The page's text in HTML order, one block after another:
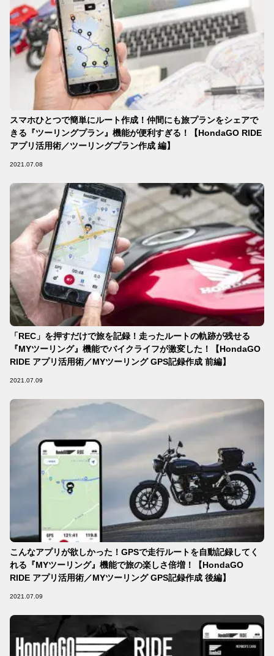
スマホひとつで簡単にルート作成！仲間にも旅プランをシェアで
きる『ツーリングプラン』機能が便利すぎる！【HondaGO RIDE
アプリ活用術／ツーリングプラン作成 編】
2021.07.08
「REC」を押すだけで旅を記録！走ったルートの軌跡が残せる
『MYツーリング』機能でバイクライフが激変した！【HondaGO
RIDE アプリ活用術／MYツーリング GPS記録作成 前編】
2021.07.09
こんなアプリが欲しかった！GPSで走行ルートを自動記録してく
れる『MYツーリング』機能で旅の楽しさ倍増！【HondaGO
RIDE アプリ活用術／MYツーリング GPS記録作成 後編】
2021.07.09